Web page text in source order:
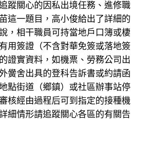
關心的因私出境任務、進修職
這一題目，高小俊給出了詳細的
，相干職員可持當地戶口簿或棲
用簽證（不含對華免簽或落地簽
證實資料，如機票、勞務公司出
黌舍出具的登科告訴書或約請函
點街道（鄉鎮）或社區辦事站停
核經由過程后可到指定的接種機
細情形請追蹤關心各區的有關告